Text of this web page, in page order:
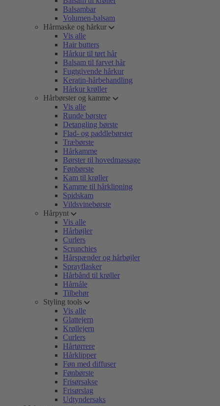
Balsambar
Volumen-balsam
Hårmaske og hårkur
Vis alle
Hair butters
Hårkur til tørt hår
Balsam til farvet hår
Fugtgivende hårkur
Keratin-hårbehandling
Hårkur krøller
Hårbørster og kamme
Vis alle
Runde børster
Detangling børste
Flad- og paddlebørster
Træbørste
Hårkamme
Børster til hovedmassage
Fønbørste
Kam til krøller
Kamme til hårklipning
Spidskam
Vildsvinebørste
Hårpynt
Vis alle
Hårbøjler
Curlers
Scrunchies
Hårspænder og hårbøjler
Sprayflasker
Hårbånd til krøller
Hårnåle
Tilbehør
Styling tools
Vis alle
Glattejern
Krøllejern
Curlers
Hårtørrere
Hårklipper
Føn med diffuser
Fønbørste
Frisørsakse
Frisørslag
Udtyndersaks